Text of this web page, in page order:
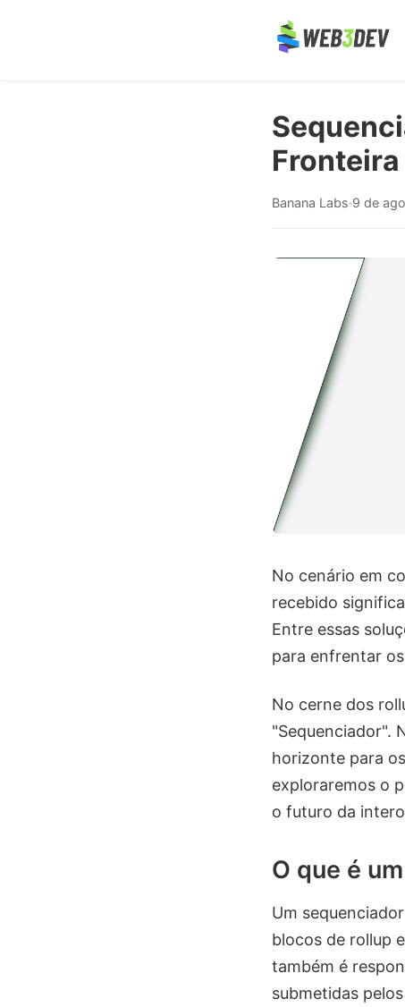
Banana Labs·9 de
No cenário em
recebido
Entre essas
para enfrentar
No cerne dos
"Sequenciador".
horizonte para
exploraremos o
o futuro da
O que é
Um
blocos de rollup
também é
submetidas